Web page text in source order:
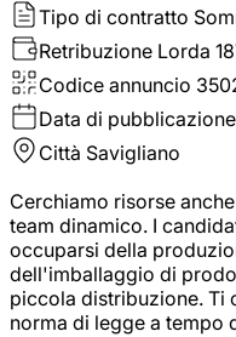
Tipo di contratto
Retribuzione Lorda
Codice annuncio
Data di pubblicazione
Città Savigliano
Cerchiamo risorse
team dinamico. I
occuparsi della
dell'imballaggio di
piccola distribuzione. Ti
norma di legge a tempo